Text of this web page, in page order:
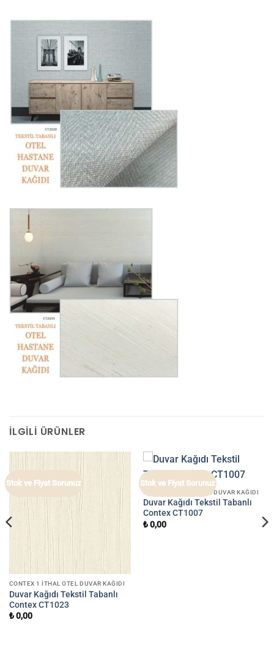
İLGILI ÜRÜNLER
Stok ve Fiyat Sorunuz
CONTEX 1 İTHAL OTEL DUVAR KAĞIDI
Duvar Kağıdı Tekstil Tabanlı
Contex CT1023
₺0,00
Stok ve Fiyat Sorunuz
CONTEX 1 İTHAL OTEL DUVAR KAĞIDI
Duvar Kağıdı Tekstil Tabanlı
Contex CT1007
₺0,00